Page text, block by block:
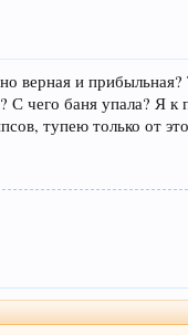
верная и
С чего баня упала? Я
тупею только от